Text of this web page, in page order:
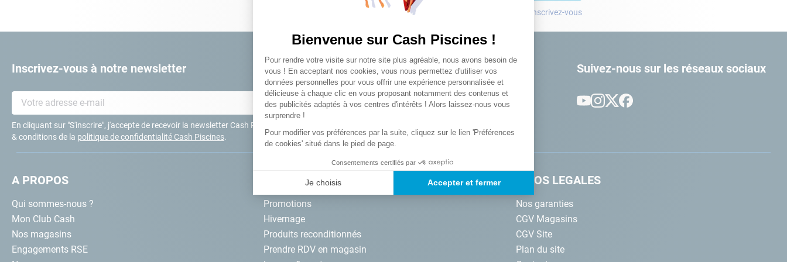
Vous n’avez pas encore de compte ? Inscrivez-vous
Inscrivez-vous à notre newsletter
S’inscrire
En cliquant sur "S'inscrire", j'accepte de recevoir la newsletter Cash Piscines par email. J'accepte les termes
& conditions de la politique de confidentialité Cash Piscines.
Suivez-nous sur les réseaux sociaux
A PROPOS
Qui sommes-nous ?
Mon Club Cash
Nos magasins
Engagements RSE
NOS SERVICES
Promotions
Hivernage
Produits reconditionnés
Prendre RDV en magasin
INFOS LEGALES
Nos garanties
CGV Magasins
CGV Site
Plan du site
Bienvenue sur Cash Piscines !
Plateforme de Gestion du Consentement : Personnalisez vos Options
Pour rendre votre visite sur notre site plus agréable, nous avons besoin de
vous ! En acceptant nos cookies, vous nous permettez d'utiliser vos
données personnelles pour vous offrir une expérience personnalisée et
délicieuse à chaque clic en vous proposant notamment des contenus et
des publicités adaptés à vos centres d'intérêts ! Alors laissez-nous vous
surprendre !
Pour modifier vos préférences par la suite, cliquez sur le lien 'Préférences
de cookies' situé dans le pied de page.
Consentements certifiés par
Je choisis Accepter et fermer
Axeptio consent